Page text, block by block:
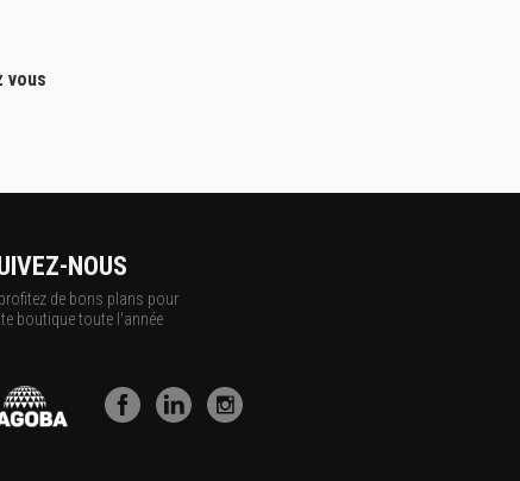
vous
NOUS
de bons plans pour
boutique toute l'année